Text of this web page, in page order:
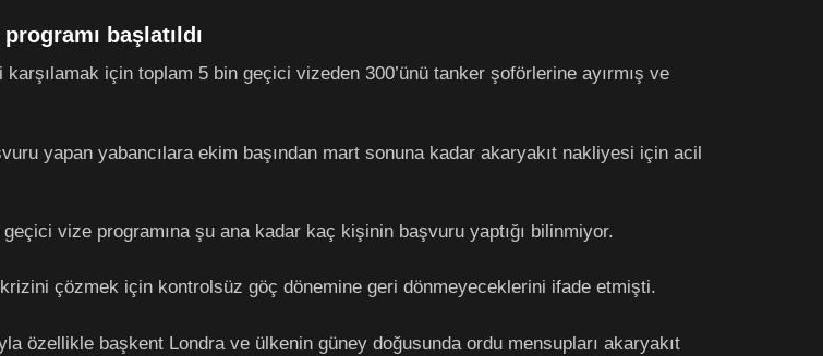
başlatıldı
için toplam 5 bin geçici vizeden 300’ünü tanker şoförlerine ayırmış ve
yapan yabancılara ekim başından mart sonuna kadar akaryakıt nakliyesi için acil
vize programına şu ana kadar kaç kişinin başvuru yaptığı bilinmiyor.
çözmek için kontrolsüz göç dönemine geri dönmeyeceklerini ifade etmişti.
özellikle başkent Londra ve ülkenin güney doğusunda ordu mensupları akaryakıt